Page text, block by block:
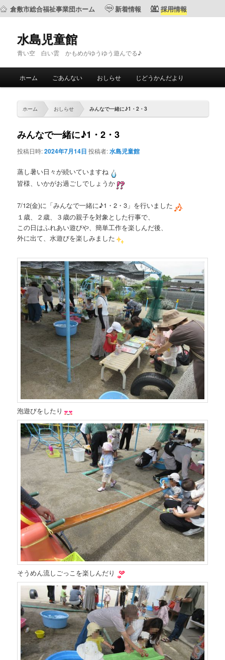
倉敷市総合福祉事業団ホーム 新着情報 採用情報
水島児童館
青い空 白い雲 かもめがゆうゆう遊んでる♪
メ
テ
ン
ツ
移
動
サ
ン
ツ
へ
動
ホーム ごあんない おしらせ じどうかんだより
ホーム おしらせ みんなで一緒に♪1・2・3
みんなで一緒に♪1・2・3
投稿日時:2024年7月14日 投稿者:水島児童館
蒸し暑い日々が続いていますね
皆様、いかがお過ごしでしょうか
7/12(金)に「みんなで一緒に♪1・2・3」を行いました
１歳、２歳、３歳の親子を対象とした行事で、
この日はふれあい遊びや、簡単工作を楽しんだ後、
外に出て、水遊びを楽しみました
泡遊びをしたり
そうめん流しごっこを楽しんだり